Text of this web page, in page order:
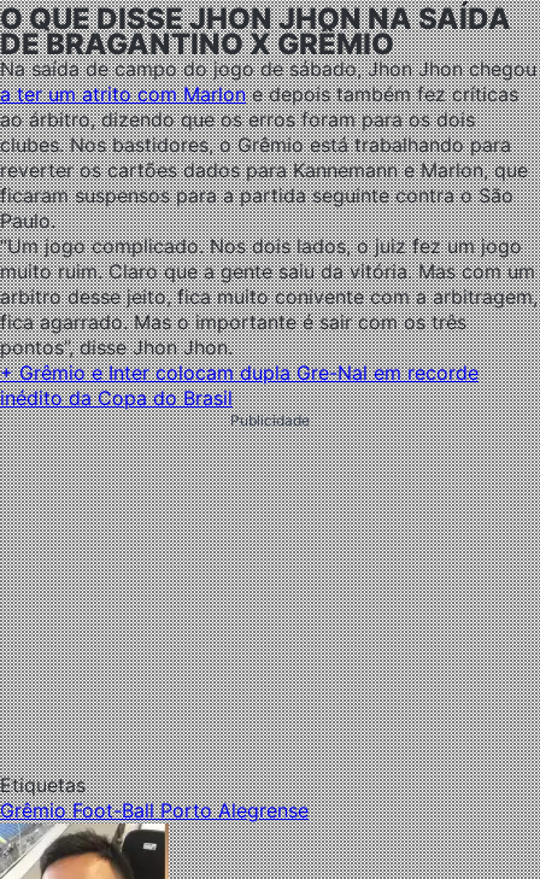
O QUE DISSE JHON JHON NA SAÍDA
DE BRAGANTINO X GRÊMIO
Na saída de campo do jogo de sábado, Jhon Jhon chegou
a ter um atrito com Marlone depois também fez críticas
ao árbitro, dizendo que os erros foram para os dois
clubes. Nos bastidores, o Grêmio está trabalhando para
reverter os cartões dados para Kannemann e Marlon, que
ficaram suspensos para a partida seguinte contra o São
Paulo.
“Um jogo complicado. Nos dois lados, o juiz fez um jogo
muito ruim. Claro que a gente saiu da vitória. Mas com um
arbitro desse jeito, fica muito conivente com a arbitragem,
fica agarrado. Mas o importante é sair com os três
pontos”, disse Jhon Jhon.
+ Grêmio e Inter colocam dupla Gre-Nal em recorde
inédito da Copa do Brasil
Publicidade
Etiquetas
Grêmio Foot-Ball Porto Alegrense